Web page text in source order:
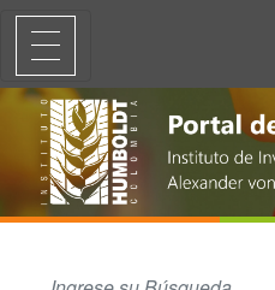
Entrar